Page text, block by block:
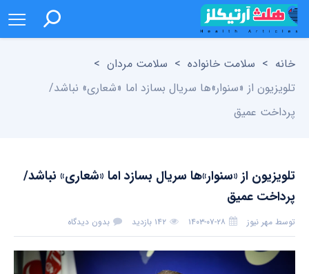
خانه > سلامت خانواده > سلامت مردان >
تلویزیون از «سنوار»ها سریال بسازد اما «شعاری» نباشد/
پرداخت عمیق
تلویزیون از «سنوار»ها سریال بسازد اما «شعاری» نباشد/
پرداخت عمیق
توسط مهر نیوز ۱۴۰۳-۰۷-۲۸ ۱۴۲ بازدید بدون دیدگاه